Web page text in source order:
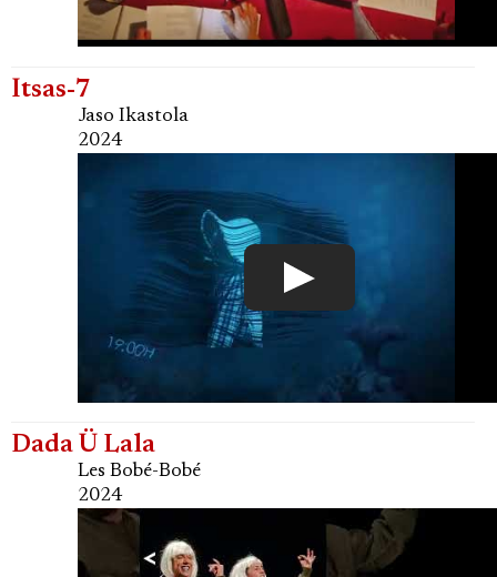
Itsas-7
Jaso Ikastola
2024
Dada Ü Lala
Les Bobé-Bobé
2024